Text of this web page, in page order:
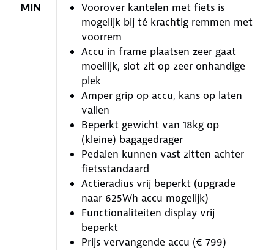
MIN
Voorover kantelen met fiets is
mogelijk bij té krachtig remmen met
voorrem
Accu in frame plaatsen zeer gaat
moeilijk, slot zit op zeer onhandige
plek
Amper grip op accu, kans op laten
vallen
Beperkt gewicht van 18kg op
(kleine) bagagedrager
Pedalen kunnen vast zitten achter
fietsstandaard
Actieradius vrij beperkt (upgrade
naar 625Wh accu mogelijk)
Functionaliteiten display vrij
beperkt
Prijs vervangende accu (€ 799)